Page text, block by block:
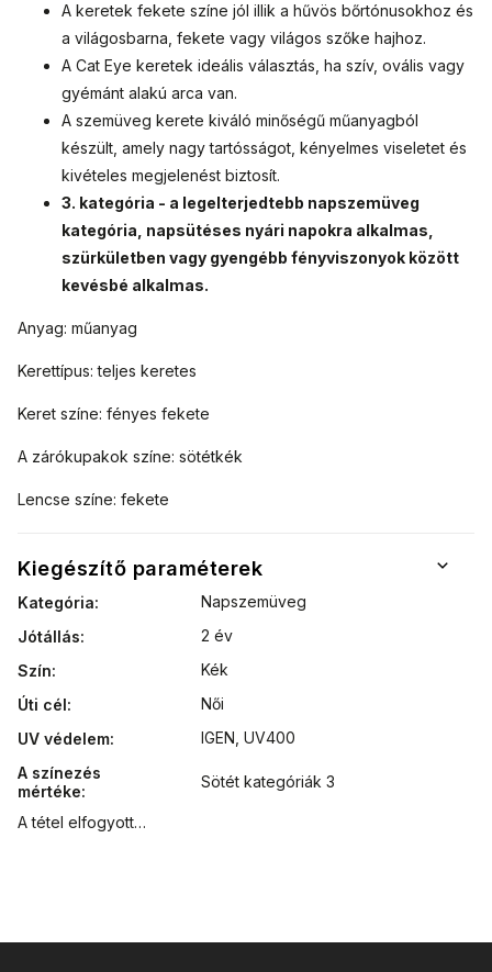
A keretek fekete színe jól illik a hűvös bőrtónusokhoz és
a világosbarna, fekete vagy világos szőke hajhoz.
A Cat Eye keretek ideális választás, ha szív, ovális vagy
gyémánt alakú arca van.
A szemüveg kerete kiváló minőségű műanyagból
készült, amely nagy tartósságot, kényelmes viseletet és
kivételes megjelenést biztosít.
3. kategória - a legelterjedtebb napszemüveg
kategória, napsütéses nyári napokra alkalmas,
szürkületben vagy gyengébb fényviszonyok között
kevésbé alkalmas.
Anyag: műanyag
Kerettípus: teljes keretes
Keret színe: fényes fekete
A zárókupakok színe: sötétkék
Lencse színe: fekete
Kiegészítő paraméterek
Kategória:
Napszemüveg
Jótállás:
2 év
Szín:
Kék
Úti cél:
Női
UV védelem:
IGEN, UV400
A színezés
mértéke:
Sötét kategóriák 3
A tétel elfogyott…